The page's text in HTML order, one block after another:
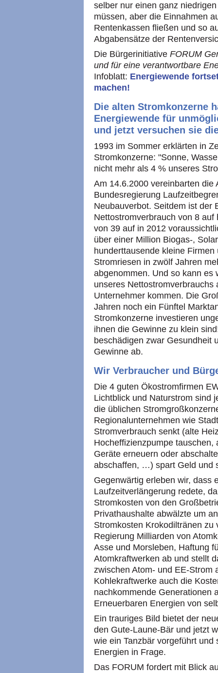
selber nur einen ganz
müssen, aber die Einnahmen
Rentenkassen fließen und so
Abgabensätze der
Die Bürgerinitiative FORUM
und für eine verantwortbare
Infoblatt: Energiewende
machen!
Die alten Stromkonzerne
Energiewende für
und jetzt versuchen sie
1993 im Sommer erklärten in
Stromkonzerne: "Sonne,
nicht mehr als 4 % unseres
Am 14.6.2000 vereinbarten die
Bundesregierung
Neubauverbot. Seitdem ist der
Nettostromverbrauch von 8
von 39 auf in 2012
über einer Million Biogas-,
hunderttausende kleine
Stromriesen in zwölf Jahren
abgenommen. Und so kann es
unseres Nettostromverbrauchs
Unternehmer kommen. Die
Jahren noch ein Fünftel
Stromkonzerne investieren
ihnen die Gewinne zu klein
beschädigen zwar Gesundheit
Gewinne ab.
Wir Verbraucher und
Die 4 guten Ökostromfirmen
Lichtblick und Naturstrom sind
die üblichen
Regionalunternehmen wie
Stromverbrauch senkt (alte
Hocheffizienzpumpe
Geräte erneuern oder
abschaffen, …) spart Geld und
Gegenwärtig erleben wir, dass
Laufzeitverlängerung redete,
Stromkosten von den
Privathaushalte abwälzte um
Stromkosten Krokodiltränen
Regierung Milliarden von
Asse und Morsleben, Haftung
Atomkraftwerken ab und stellt
zwischen Atom- und EE-Strom
Kohlekraftwerke auch die
nachkommende Generationen
Erneuerbaren Energien von
Ein trauriges Bild bietet der
den Gute-Laune-Bär und jetzt
wie ein Tanzbär vorgeführt
Energien in Frage.
Das FORUM fordert mit Blick